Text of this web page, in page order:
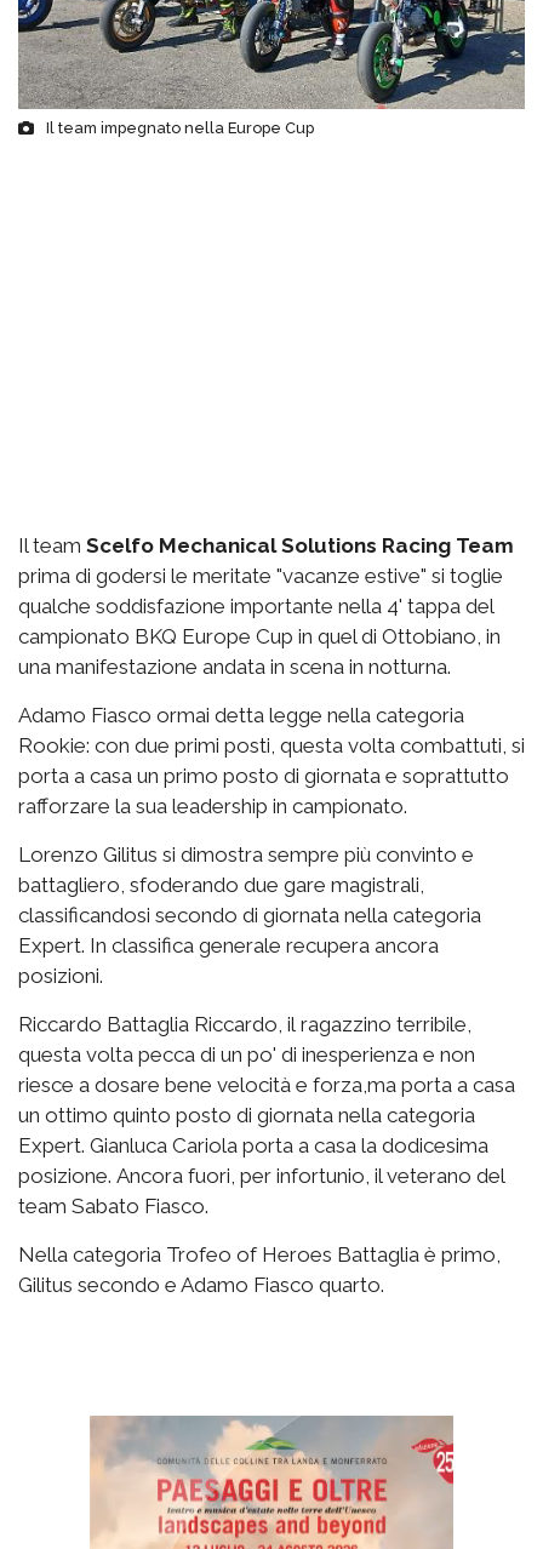
Il team impegnato nella Europe Cup
Il team Scelfo Mechanical Solutions Racing Team
prima di godersi le meritate "vacanze estive" si toglie
qualche soddisfazione importante nella 4' tappa del
campionato BKQ Europe Cup in quel di Ottobiano, in
una manifestazione andata in scena in notturna.
Adamo Fiasco ormai detta legge nella categoria
Rookie: con due primi posti, questa volta combattuti, si
porta a casa un primo posto di giornata e soprattutto
rafforzare la sua leadership in campionato.
Lorenzo Gilitus si dimostra sempre più convinto e
battagliero, sfoderando due gare magistrali,
classificandosi secondo di giornata nella categoria
Expert. In classifica generale recupera ancora
posizioni.
Riccardo Battaglia Riccardo, il ragazzino terribile,
questa volta pecca di un po' di inesperienza e non
riesce a dosare bene velocità e forza,ma porta a casa
un ottimo quinto posto di giornata nella categoria
Expert. Gianluca Cariola porta a casa la dodicesima
posizione. Ancora fuori, per infortunio, il veterano del
team Sabato Fiasco.
Nella categoria Trofeo of Heroes Battaglia è primo,
Gilitus secondo e Adamo Fiasco quarto.